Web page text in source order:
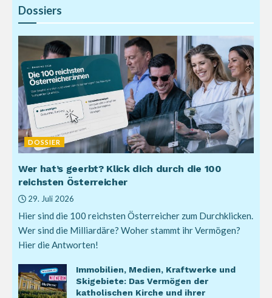
Dossiers
DOSSIER
Wer hat’s geerbt? Klick dich durch die 100
reichsten Österreicher
29. Juli 2026
Hier sind die 100 reichsten Österreicher zum Durchklicken.
Wer sind die Milliardäre? Woher stammt ihr Vermögen?
Hier die Antworten!
Immobilien, Medien, Kraftwerke und
Skigebiete: Das Vermögen der
katholischen Kirche und ihrer